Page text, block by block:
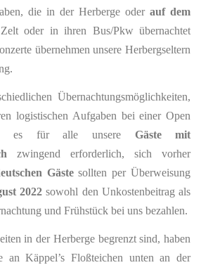
die in der Herberge oder auf dem
oder in ihren Bus/Pkw übernachtet
übernehmen unsere Herbergseltern
Übernachtungsmöglichkeiten,
logistischen Aufgaben bei einer Open
ist es für alle unsereGäste
mit
zwingend erforderlich, sich vorher
Gästesollten per Überweisung
2022 sowohl den Unkostenbeitrag als
und Frühstück bei uns bezahlen.
in der Herberge begrenzt sind, haben
an Käppel’s Floßteichen unten an der